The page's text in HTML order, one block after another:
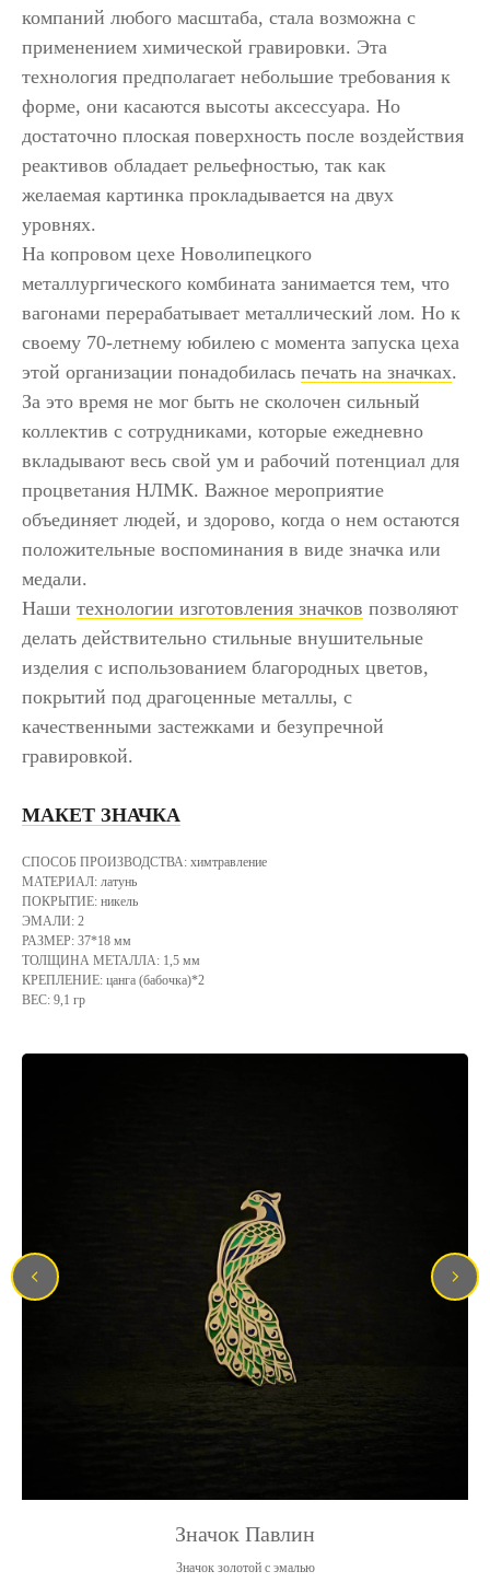
компаний любого масштаба, стала возможна с
применением химической гравировки. Эта
технология предполагает небольшие требования к
форме, они касаются высоты аксессуара. Но
достаточно плоская поверхность после воздействия
реактивов обладает рельефностью, так как
желаемая картинка прокладывается на двух
уровнях.
На копровом цехе Новолипецкого
металлургического комбината занимается тем, что
вагонами перерабатывает металлический лом. Но к
своему 70-летнему юбилею с момента запуска цеха
этой организации понадобилась печать на значках.
За это время не мог быть не сколочен сильный
коллектив с сотрудниками, которые ежедневно
вкладывают весь свой ум и рабочий потенциал для
процветания НЛМК. Важное мероприятие
объединяет людей, и здорово, когда о нем остаются
положительные воспоминания в виде значка или
медали.
Наши технологии изготовления значков позволяют
делать действительно стильные внушительные
изделия с использованием благородных цветов,
покрытий под драгоценные металлы, с
качественными застежками и безупречной
гравировкой.
МАКЕТ ЗНАЧКА
СПОСОБ ПРОИЗВОДСТВА: химтравление
МАТЕРИАЛ: латунь
ПОКРЫТИЕ: никель
ЭМАЛИ: 2
РАЗМЕР: 37*18 мм
ТОЛЩИНА МЕТАЛЛА: 1,5 мм
КРЕПЛЕНИЕ: цанга (бабочка)*2
ВЕС: 9,1 гр
Значок Павлин
Значок золотой с эмалью